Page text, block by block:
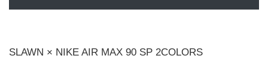
SLAWN × NIKE AIR MAX 90 SP 2COLORS